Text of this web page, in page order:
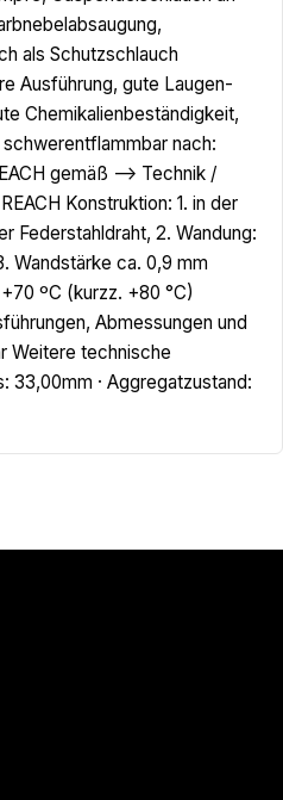
als Schutzschlauch
Ausführung, gute Laugen-
Chemikalienbeständigkeit,
nach:
gemäß --> Technik /
Konstruktion: 1. in der
Federstahldraht, 2. Wandung:
Wandstärke ca. 0,9 mm
ºC (kurzz. +80 °C)
Abmessungen und
Weitere technische
33,00mm · Aggregatzustand: